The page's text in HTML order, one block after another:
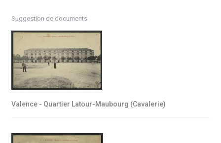
Suggestion de documents
Valence - Quartier Latour-Maubourg (Cavalerie)